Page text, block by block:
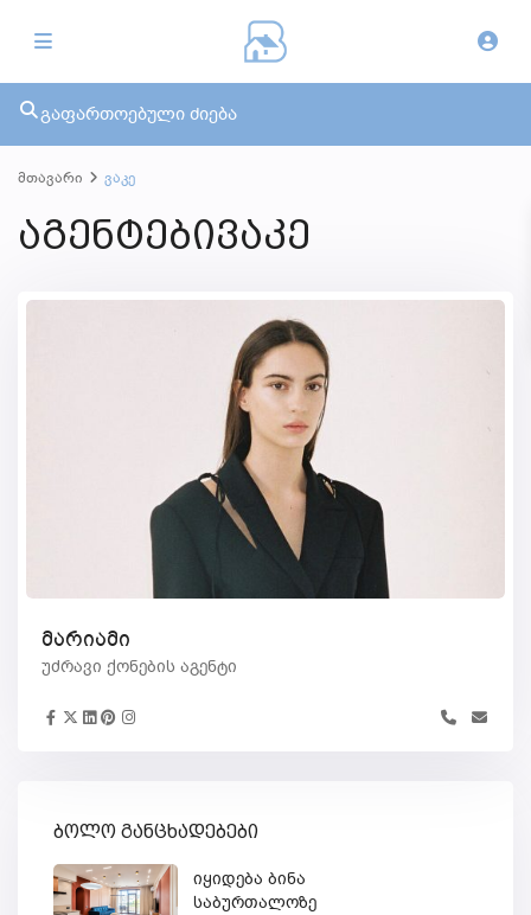
გაფართოებული ძიება
მთავარი ვაკე
აგენტებივაკე
მარიამი
უძრავი ქონების აგენტი
ბოლო განცხადებები
იყიდება ბინა
საბურთალოზე